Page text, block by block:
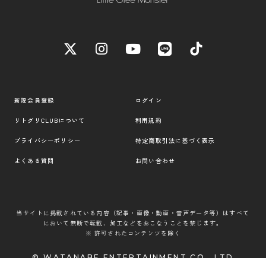
新規会員登録 ログイン
リトグリCLUBについて 利用規約
プライバシーポリシー 特定商取引法に基づく表示
よくある質問 お問い合わせ
当サイトに掲載されている内容（記事・画像・動画・音声データ等）はすべて
において無断で転載、加工などをおこなうことを禁じます。
※ 許可されたコンテンツを除く